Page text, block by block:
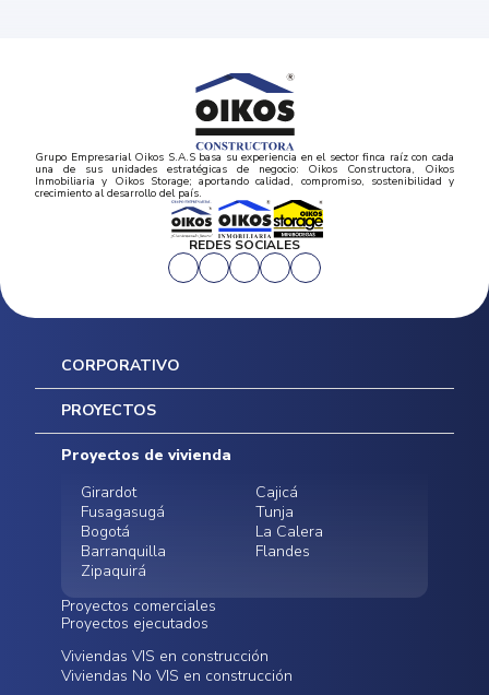
Grupo Empresarial Oikos S.A.S basa su experiencia en el sector finca raíz con cada
una de sus unidades estratégicas de negocio: Oikos Constructora, Oikos
Inmobiliaria y Oikos Storage; aportando calidad, compromiso, sostenibilidad y
crecimiento al desarrollo del país.
REDES SOCIALES
CORPORATIVO
Inicio
Mapa del sitio
Postventas
Contratación Directa
Noticias
PROYECTOS
Proyectos de vivienda
Girardot
Cajicá
Fusagasugá
Tunja
Bogotá
La Calera
Barranquilla
Flandes
Zipaquirá
Proyectos comerciales
Funza
Infinitum Zentral
Bodegas - ALMAX
Centro Comercial
Proyectos ejecutados
Conoce nuestros
proyectos ejecutados
Viviendas VIS en construcción
Viviendas No VIS en construcción